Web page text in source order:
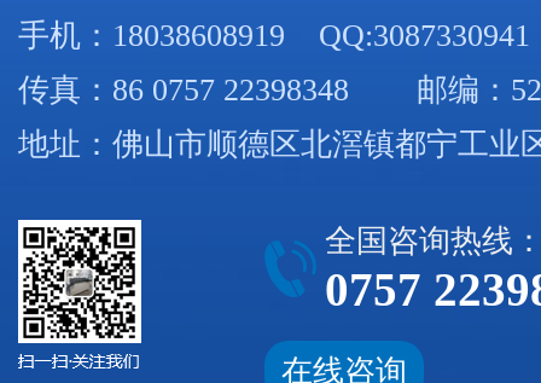
手机： 18038608919 QQ:3087330941
传真：86 0757 22398348 邮编：
地址：佛山市顺德区北滘镇都宁工业
全国咨询热线
0757
在线咨询